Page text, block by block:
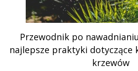
Przewodnik po
najlepsze praktyki dotyczące
krzewów